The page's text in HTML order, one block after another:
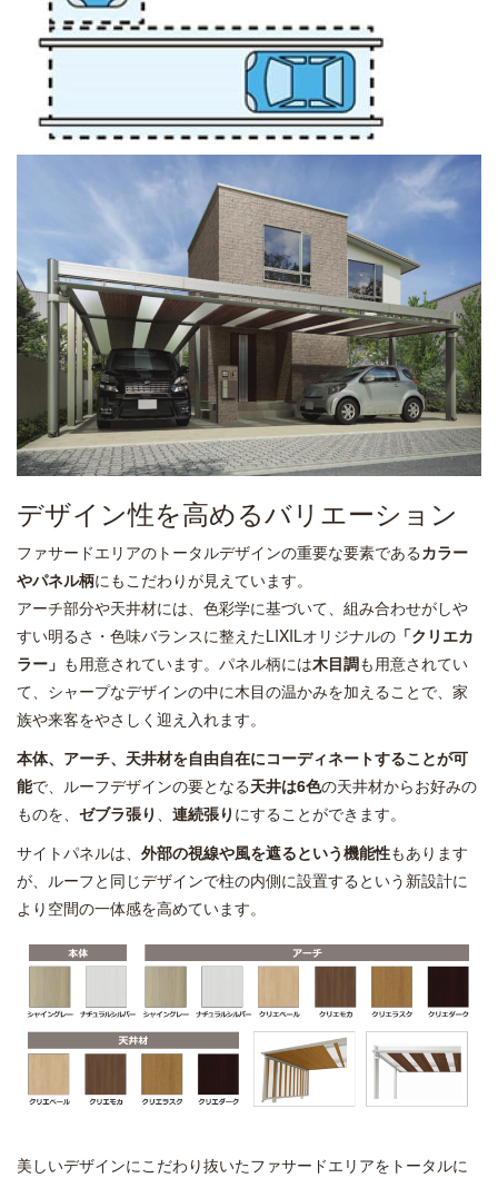
デザイン性を高めるバリエーション
ファサードエリアのトータルデザインの重要な要素であるカラー
やパネル柄にもこだわりが見えています。
アーチ部分や天井材には、色彩学に基づいて、組み合わせがしや
すい明るさ・色味バランスに整えたLIXILオリジナルの 「クリエカ
ラー」 も用意されています。パネル柄には木目調も用意されてい
て、シャープなデザインの中に木目の温かみを加えることで、家
族や来客をやさしく迎え入れます。
本体、アーチ、天井材を自由自在にコーディネートすることが可
能で、ルーフデザインの要となる天井は6色の天井材からお好みの
ものを、 ゼブラ張り 、 連続張り にすることができます。
サイトパネルは、 外部の視線や風を遮るという機能性もあります
が、ルーフと同じデザインで柱の内側に設置するという新設計に
より空間の一体感を高めています。
美しいデザインにこだわり抜いたファサードエリアをトータルに